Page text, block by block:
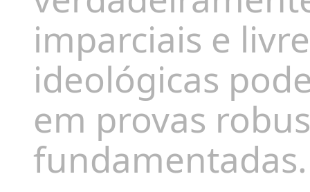
imparciais e
ideológicas
em provas
fundamentadas.